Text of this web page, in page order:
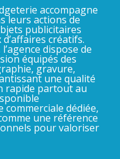
accompagne
leurs actions de
publicitaires
créatifs.
dispose de
équipés des
gravure,
une qualité
rapide partout au
dédiée,
une référence
pour valoriser